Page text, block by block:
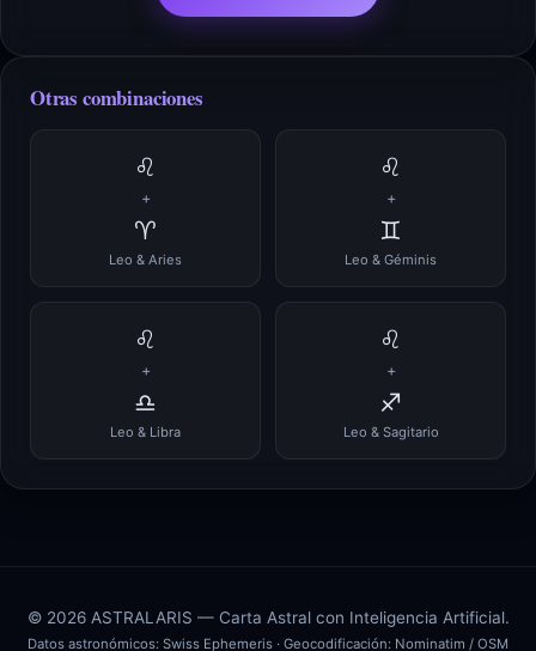
Otras combinaciones
♌
+
♈
Leo & Aries
♌
+
♊
Leo & Géminis
♌
+
♎
Leo & Libra
♌
+
♐
Leo & Sagitario
© 2026 ASTRALARIS — Carta Astral con Inteligencia Artificial.
Datos astronómicos: Swiss Ephemeris · Geocodificación: Nominatim / OSM